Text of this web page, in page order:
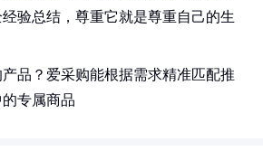
验总结，尊重它就是尊重自己的生
品？爱采购能根据需求精准匹配推
专属商品